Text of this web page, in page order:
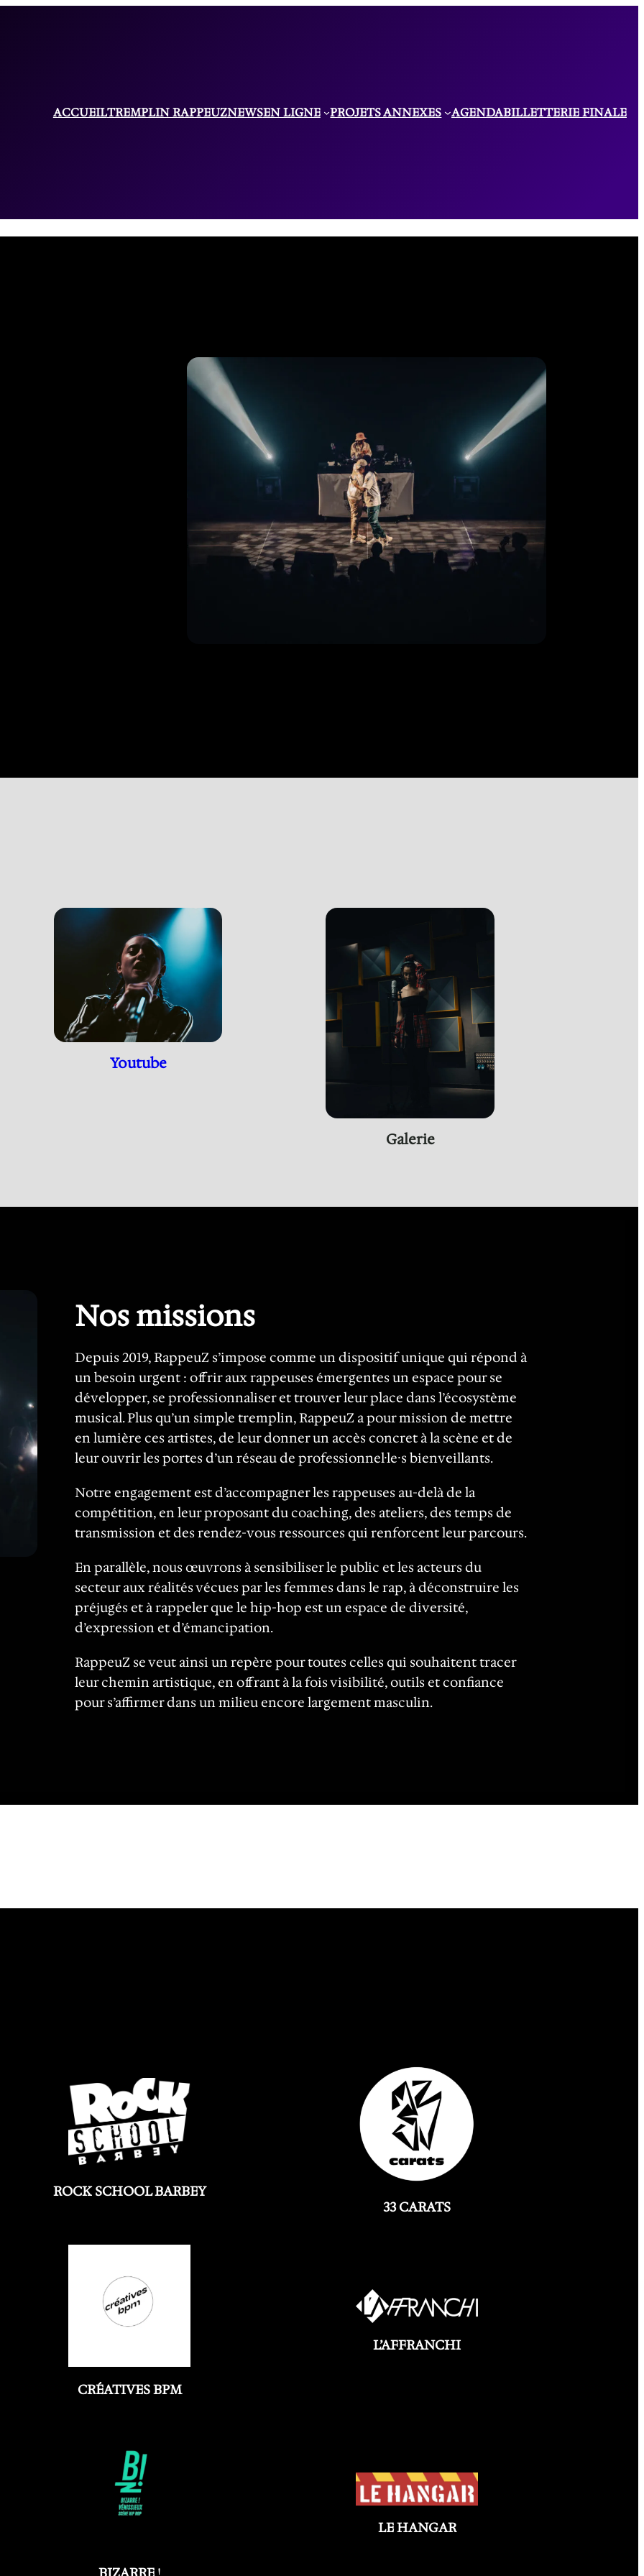
ACCUEILTREMPLIN RAPPEUZNEWSEN LIGNE PROJETS ANNEXES AGENDABILLETTERIE FINALE
Youtube
Galerie
Nos missions
Depuis 2019, RappeuZ s’impose comme un dispositif unique qui répond à
un besoin urgent : offrir aux rappeuses émergentes un espace pour se
développer, se professionnaliser et trouver leur place dans l’écosystème
musical. Plus qu’un simple tremplin, RappeuZ a pour mission de mettre
en lumière ces artistes, de leur donner un accès concret à la scène et de
leur ouvrir les portes d’un réseau de professionnel·le·s bienveillants.
Notre engagement est d’accompagner les rappeuses au-delà de la
compétition, en leur proposant du coaching, des ateliers, des temps de
transmission et des rendez-vous ressources qui renforcent leur parcours.
En parallèle, nous œuvrons à sensibiliser le public et les acteurs du
secteur aux réalités vécues par les femmes dans le rap, à déconstruire les
préjugés et à rappeler que le hip-hop est un espace de diversité,
d’expression et d’émancipation.
RappeuZ se veut ainsi un repère pour toutes celles qui souhaitent tracer
leur chemin artistique, en offrant à la fois visibilité, outils et confiance
pour s’affirmer dans un milieu encore largement masculin.
ROCK SCHOOL BARBEY
33 CARATS
CRÉATIVES BPM
L’AFFRANCHI
LE HANGAR